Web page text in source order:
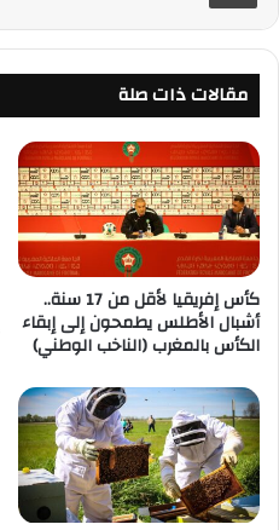
مقالات ذات صلة
كأس إفريقيا لأقل من 17 سنة..
أشبال الأطلس يطمحون إلى إبقاء
الكأس بالمغرب (الناخب الوطني)